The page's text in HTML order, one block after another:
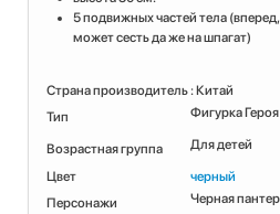
5 подвижных частей тела
может сесть да же на шпагат)
Страна производитель : Китай
Тип
Фигурка Героя
Возрастная группа Для детей
Цвет
черный
Персонажи
Черная